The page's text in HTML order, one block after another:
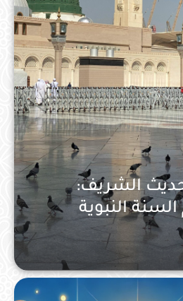
الشريف:
النبوية